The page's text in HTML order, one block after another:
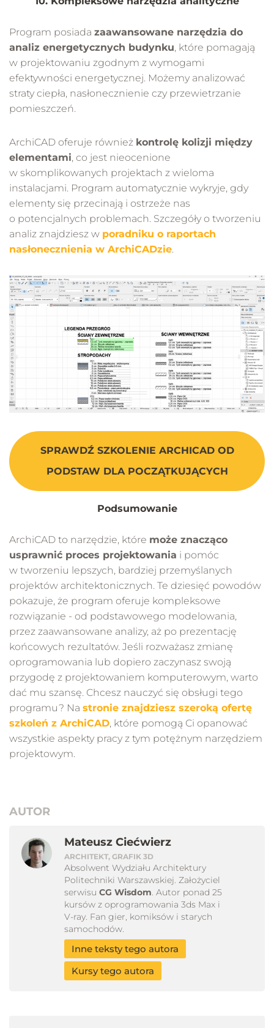
Program posiada zaawansowane narzędzia do
analiz energetycznych budynku, które pomagają
w projektowaniu zgodnym z wymogami
efektywności energetycznej. Możemy analizować
straty ciepła, nasłonecznienie czy przewietrzanie
pomieszczeń.
ArchiCAD oferuje również kontrolę kolizji między
elementami, co jest nieocenione
w skomplikowanych projektach z wieloma
instalacjami. Program automatycznie wykryje, gdy
elementy się przecinają i ostrzeże nas
o potencjalnych problemach. Szczegóły o tworzeniu
analiz znajdziesz w poradniku o raportach
nasłonecznienia w ArchiCADzie.
SPRAWDŹ SZKOLENIE ARCHICAD OD
PODSTAW DLA POCZĄTKUJĄCYCH
Podsumowanie
ArchiCAD to narzędzie, które może znacząco
usprawnić proces projektowania i pomóc
w tworzeniu lepszych, bardziej przemyślanych
projektów architektonicznych. Te dziesięć powodów
pokazuje, że program oferuje kompleksowe
rozwiązanie - od podstawowego modelowania,
przez zaawansowane analizy, aż po prezentację
końcowych rezultatów. Jeśli rozważasz zmianę
oprogramowania lub dopiero zaczynasz swoją
przygodę z projektowaniem komputerowym, warto
dać mu szansę. Chcesz nauczyć się obsługi tego
programu? Na stronie znajdziesz szeroką ofertę
szkoleń z ArchiCAD, które pomogą Ci opanować
wszystkie aspekty pracy z tym potężnym narzędziem
projektowym.
AUTOR
Mateusz Ciećwierz
ARCHITEKT, GRAFIK 3D
Absolwent Wydziału Architektury
Politechniki Warszawskiej. Założyciel
serwisu CG Wisdom. Autor ponad 25
kursów z oprogramowania 3ds Max i
V-ray. Fan gier, komiksów i starych
samochodów.
Inne teksty tego autora
Kursy tego autora